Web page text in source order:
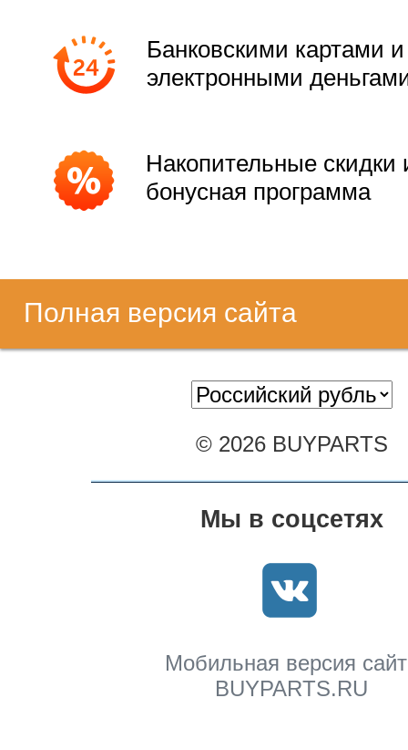
Банковскими картами и
электронными
Накопительные скидки
бонусная программа
Полная версия сайта
© 2026 BUYPARTS
Мы в соцсетях
Мобильная версия
BUYPARTS.RU